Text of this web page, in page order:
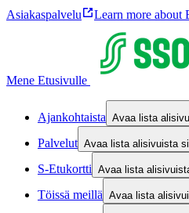
Asiakaspalvelu Learn more about
Mene Etusivulle
Ajankohtaista Avaa lista
Palvelut Avaa lista alisivuista
S-Etukortti Avaa lista
Töissä meillä Avaa lista